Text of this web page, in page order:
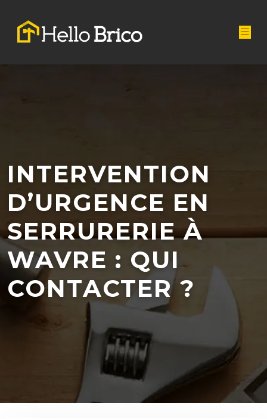
INTERVENTION
D’URGENCE EN
SERRURERIE À
WAVRE : QUI
CONTACTER ?